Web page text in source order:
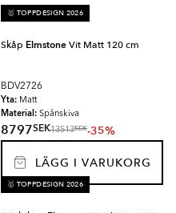
🥇 TOPPDESIGN 2026
Skåp ElmstoneVit Matt 120 cm
BDV2726
Yta: Matt
Material: Spånskiva
8797SEK13513SEK-35%
LÄGG I VARUKORG
🥇 TOPPDESIGN 2026